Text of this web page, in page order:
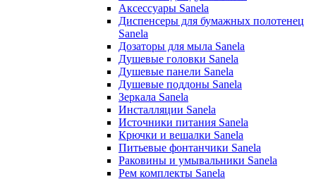
Аксессуары Sanela
Диспенсеры для бумажных полотенец
Sanela
Дозаторы для мыла Sanela
Душевые головки Sanela
Душевые панели Sanela
Душевые поддоны Sanela
Зеркала Sanela
Инсталляции Sanela
Источники питания Sanela
Крючки и вешалки Sanela
Питьевые фонтанчики Sanela
Раковины и умывальники Sanela
Рем комплекты Sanela